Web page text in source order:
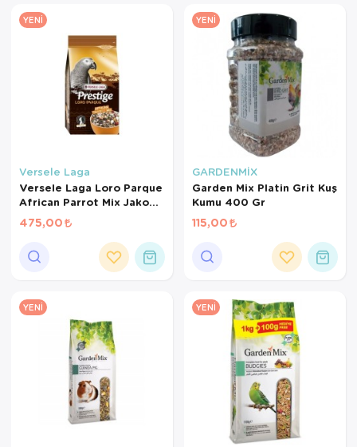
YENI
Versele Laga
Versele Laga Loro Parque
African Parrot Mix Jako
Papağanı Yemi 1 Kg
475,00
YENI
GARDENMİX
Garden Mix Platin Grit Kuş
Kumu 400 Gr
115,00
YENI YENI